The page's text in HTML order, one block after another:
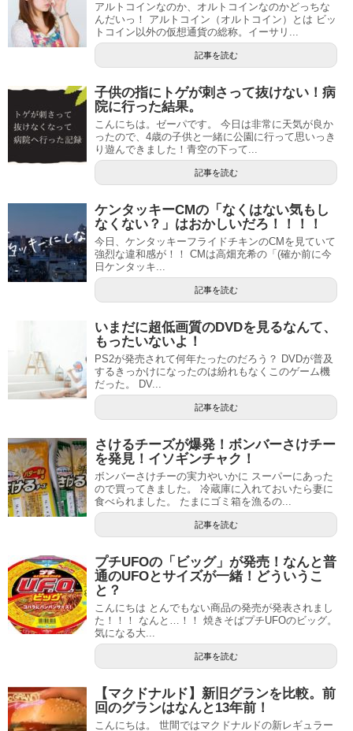
アルトコインなのか、オルトコインなのかどっちな
んだいっ！ アルトコイン（オルトコイン）とは ビッ
トコイン以外の仮想通貨の総称。イーサリ...
記事を読む
子供の指にトゲが刺さって抜けない！病
院に行った結果。
こんにちは。ゼーパです。 今日は非常に天気が良か
ったので、4歳の子供と一緒に公園に行って思いっき
り遊んできました！青空の下って...
記事を読む
ケンタッキーCMの「なくはない気もし
なくない？」はおかしいだろ！！！！
今日、ケンタッキーフライドチキンのCMを見ていて
強烈な違和感が！！ CMは高畑充希の「(確か前に今
日ケンタッキ...
記事を読む
いまだに超低画質のDVDを見るなんて、
もったいないよ！
PS2が発売されて何年たったのだろう？ DVDが普及
するきっかけになったのは紛れもなくこのゲーム機
だった。 DV...
記事を読む
さけるチーズが爆発！ボンバーさけチー
を発見！イソギンチャク！
ボンバーさけチーの実力やいかに スーパーにあった
ので買ってきました。 冷蔵庫に入れておいたら妻に
食べられました。 たまにゴミ箱を漁るの...
記事を読む
プチUFOの「ビッグ」が発売！なんと普
通のUFOとサイズが一緒！どういうこ
と？
こんにちは とんでもない商品の発売が発表されまし
た！！！ なんと…！！ 焼きそばプチUFOのビッグ。
気になる大...
記事を読む
【マクドナルド】新旧グランを比較。前
回のグランはなんと13年前！
こんにちは。 世間ではマクドナルドの新レギュラー